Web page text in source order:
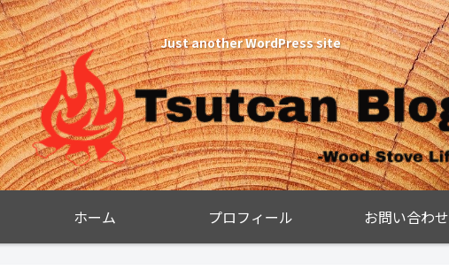
Just another WordPress site
ホーム プロフィール お問い合わせ